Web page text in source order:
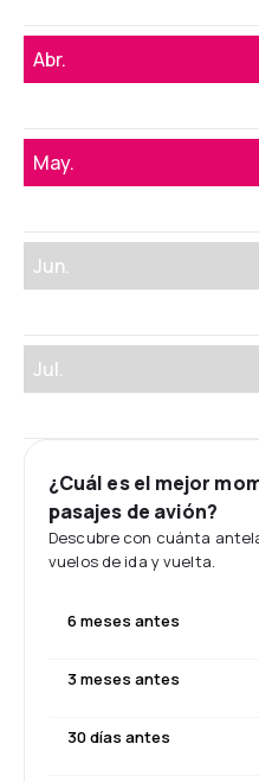
Abr.
May.
Jun.
Jul.
¿Cuál es el mejor
pasajes de avión?
Descubre con cuánta
vuelos de ida y vuelta.
6 meses antes
3 meses antes
30 días antes